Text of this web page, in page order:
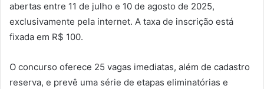
abertas entre 11 de julho e 10 de agosto de 2025,
exclusivamente pela internet. A taxa de inscrição está
fixada em R$ 100.
O concurso oferece 25 vagas imediatas, além de cadastro
reserva, e prevê uma série de etapas eliminatórias e